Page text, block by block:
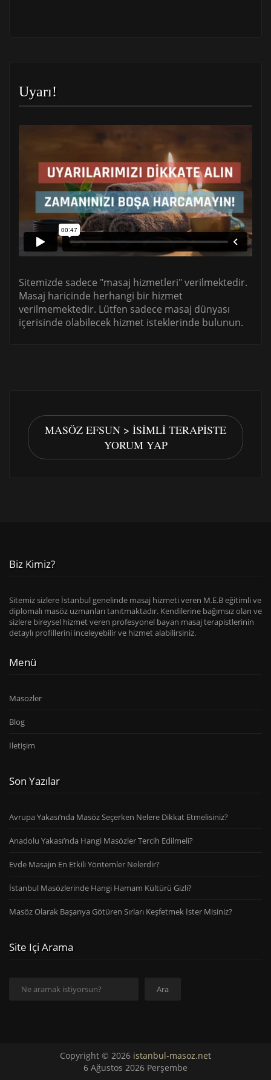
Uyarı!
Sitemizde sadece "masaj hizmetleri" verilmektedir.
Masaj haricinde herhangi bir hizmet
verilmemektedir. Lütfen sadece masaj dünyası
içerisinde olabilecek hizmet isteklerinde bulunun.
MASÖZ EFSUN > İSIMLI TERAPISTE
YORUM YAP
Biz Kimiz?
Sitemiz sizlere İstanbul genelinde masaj hizmeti veren M.E.B eğitimli ve
diplomalı masöz uzmanları tanıtmaktadır. Kendilerine bağımsız olan ve
sizlere bireysel hizmet veren profesyonel bayan masaj terapistlerinin
detaylı profillerini inceleyebilir ve hizmet alabilirsiniz.
Menü
Masozler
Blog
İletişim
Son Yazılar
Avrupa Yakası’nda Masöz Seçerken Nelere Dikkat Etmelisiniz?
Anadolu Yakası’nda Hangi Masözler Tercih Edilmeli?
Evde Masajın En Etkili Yöntemler Nelerdir?
İstanbul Masözlerinde Hangi Hamam Kültürü Gizli?
Masöz Olarak Başarıya Götüren Sırları Keşfetmek İster Misiniz?
Site Içi Arama
Ara
Copyright © 2026 istanbul-masoz.net
6 Ağustos 2026 Perşembe